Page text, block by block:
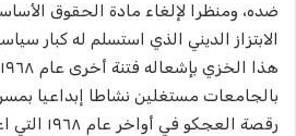
ضده، ومنظرا لإلغاء مادة الحقوق
الابتزاز الديني الذي استسلم له كبار
بالجامعات مستغلين نشاطا إبداعيا
رقصة